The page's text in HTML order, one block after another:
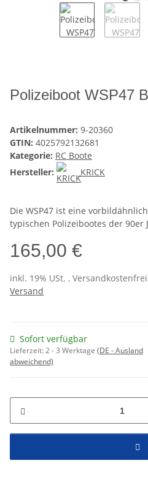
Polizeiboot WSP47
Artikelnummer: 9-20360
GTIN: 4025792132681
Kategorie: RC Boote
Hersteller:
KRICK
Die WSP47 ist eine
typischen Polizeibootes der 90er
165,00 €
inkl. 19% USt. ,
Versand
Sofort verfügbar
Lieferzeit:2 - 3 Werktage (DE - Ausland
abweichend)